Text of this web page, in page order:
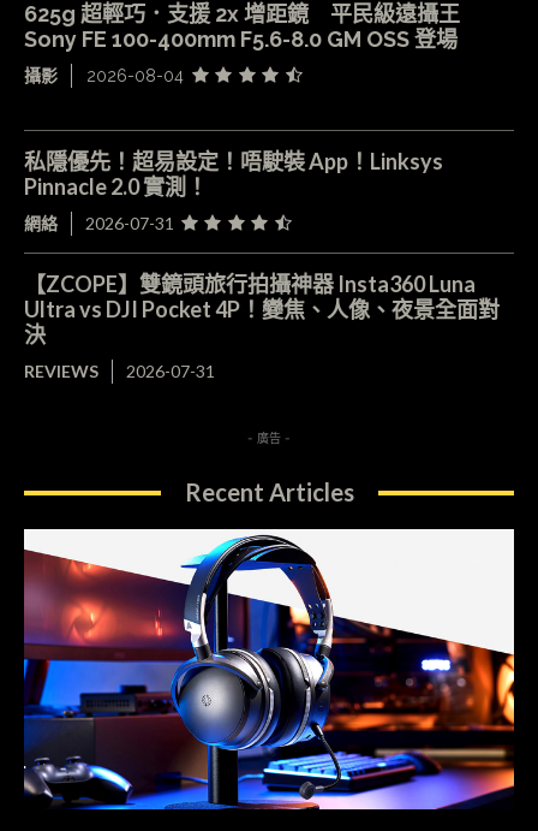
625g 超輕巧．支援 2x 增距鏡 平民級遠攝王
Sony FE 100-400mm F5.6-8.0 GM OSS 登場
攝影 2026-08-04
私隱優先！超易設定！唔駛裝 App！Linksys
Pinnacle 2.0 實測！
網絡 2026-07-31
【ZCOPE】雙鏡頭旅行拍攝神器 Insta360 Luna
Ultra vs DJI Pocket 4P！變焦、人像、夜景全面對
決
REVIEWS 2026-07-31
- 廣告 -
Recent Articles